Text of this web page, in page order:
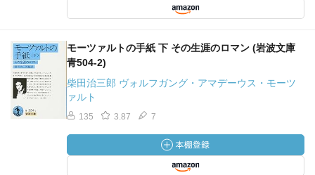
モーツァルトの手紙 下 その生涯のロマン (岩波文庫
青504-2)
柴田治三郎 ヴォルフガング・アマデーウス・モーツ
ァルト
135 3.87 7